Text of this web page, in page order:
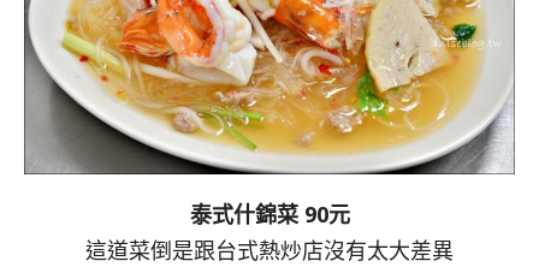
泰式什錦菜 90元
這道菜倒是跟台式熱炒店沒有太大差異